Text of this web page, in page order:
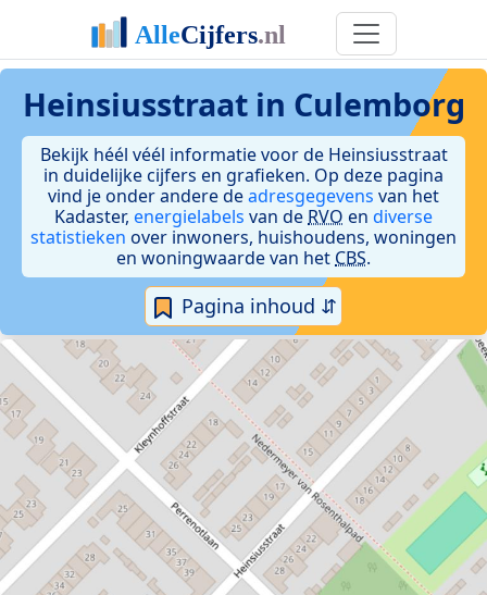
Heinsiusstraat in Culemborg
Bekijk héél véél informatie voor de Heinsiusstraat
in duidelijke cijfers en grafieken. Op deze pagina
vind je onder andere deadresgegevens van het
Kadaster, energielabels van de RVO en diverse
statistieken over inwoners, huishoudens, woningen
en woningwaarde van het CBS.
Pagina inhoud ⇵